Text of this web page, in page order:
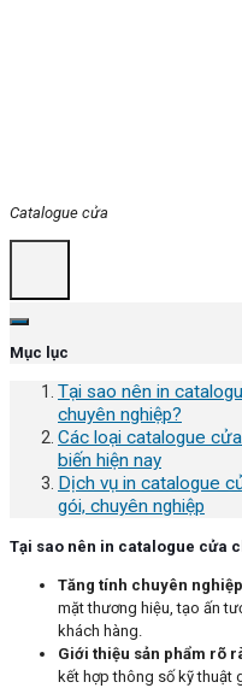
Catalogue cửa
Mục lục
Tại sao nên in
chuyên nghiệp?
Các loại catalogue
biến hiện nay
Dịch vụ in catalogue
gói, chuyên nghiệp
Tại sao nên in catalogue cửa
Tăng tính chuyên
mặt thương hiệu, tạo ấn
khách hàng.
Giới thiệu sản phẩm rõ
kết hợp thông số kỹ thuật